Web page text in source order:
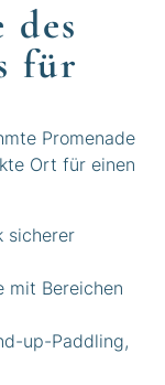
des
für
Promenade
Ort für einen
sicherer
mit Bereichen
up-Paddling,